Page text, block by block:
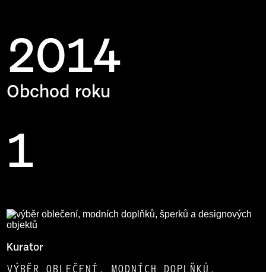
2014
Obchod roku
1
Kurator
VÝBĚR OBLEČENÍ, MODNÍCH DOPLŇKŮ,